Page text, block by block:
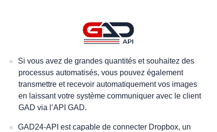
Si vous avez de grandes quantités et souhaitez des
processus automatisés, vous pouvez également
transmettre et recevoir automatiquement vos images
en laissant votre système communiquer avec le client
GAD via l’API GAD.
GAD24-API est capable de connecter Dropbox, un